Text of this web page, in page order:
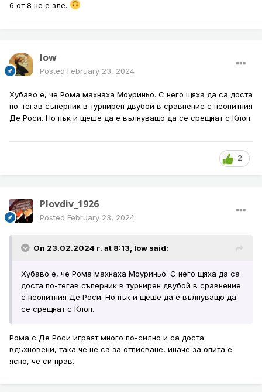
6 от 8 не е зле.
low
Posted February 23, 2024
Хубаво е, че Рома махнаха Моуриньо. С него щяха да са доста
по-тегав съперник в турнирен двубой в сравнение с неопитния
Де Роси. Но пък и щеше да е вълнуващо да се срещнат с Клоп.
2
Plovdiv_1926
Posted February 23, 2024
On 23.02.2024 г. at 8:13, low said:
Хубаво е, че Рома махнаха Моуриньо. С него щяха да са
доста по-тегав съперник в турнирен двубой в сравнение
с неопитния Де Роси. Но пък и щеше да е вълнуващо да
се срещнат с Клоп.
Рома с Де Роси играят много по-силно и са доста
вдъхновени, така че не са за отписване, иначе за опита е
ясно, че си прав.